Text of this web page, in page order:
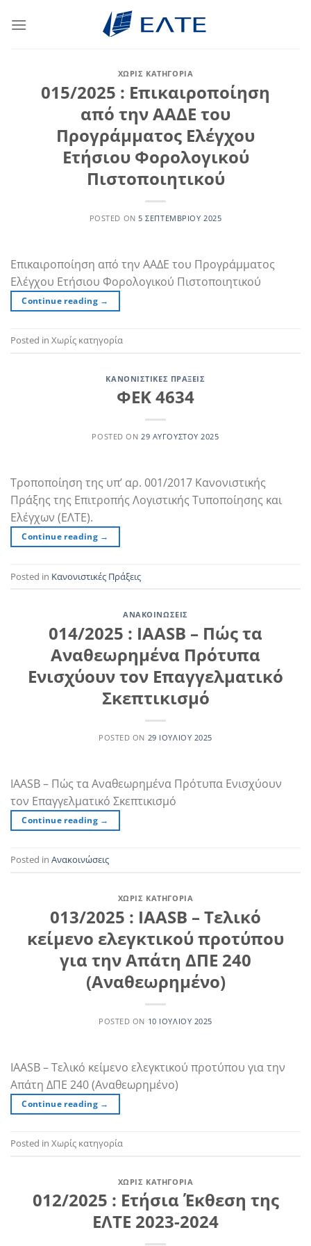
στο
ΧΩΡΊΣ ΚΑΤΗΓΟΡΊΑ
015/2025 : Επικαιροποίηση
από την ΑΑΔΕ του
Προγράμματος Ελέγχου
Ετήσιου Φορολογικού
Πιστοποιητικού
POSTED ON 5 ΣΕΠΤΕΜΒΡΊΟΥ 2025
Επικαιροποίηση από την ΑΑΔΕ του Προγράμματος
Ελέγχου Ετήσιου Φορολογικού Πιστοποιητικού
Continue reading →
Posted in Χωρίς κατηγορία
ΚΑΝΟΝΙΣΤΙΚΈΣ ΠΡΆΞΕΙΣ
ΦΕΚ 4634
POSTED ON29 ΑΥΓΟΎΣΤΟΥ 2025
Τροποποίηση της υπ’ αρ. 001/2017 Κανονιστικής
Πράξης της Επιτροπής Λογιστικής Τυποποίησης και
Ελέγχων (ΕΛΤΕ).
Continue reading →
Posted in Κανονιστικές Πράξεις
ΑΝΑΚΟΙΝΏΣΕΙΣ
014/2025 : IAASB – Πώς τα
Αναθεωρημένα Πρότυπα
Ενισχύουν τον Επαγγελματικό
Σκεπτικισμό
POSTED ON 29 ΙΟΥΛΊΟΥ 2025
IAASB – Πώς τα Αναθεωρημένα Πρότυπα Ενισχύουν
τον Επαγγελματικό Σκεπτικισμό
Continue reading →
Posted in Ανακοινώσεις
ΧΩΡΊΣ ΚΑΤΗΓΟΡΊΑ
013/2025 : IAASB – Τελικό
κείμενο ελεγκτικού προτύπου
για την Απάτη ΔΠΕ 240
(Αναθεωρημένο)
POSTED ON 10 ΙΟΥΛΊΟΥ 2025
IAASB – Τελικό κείμενο ελεγκτικού προτύπου για την
Απάτη ΔΠΕ 240 (Αναθεωρημένο)
Continue reading →
Posted in Χωρίς κατηγορία
ΧΩΡΊΣ ΚΑΤΗΓΟΡΊΑ
012/2025 : Ετήσια Έκθεση της
ΕΛΤΕ 2023-2024